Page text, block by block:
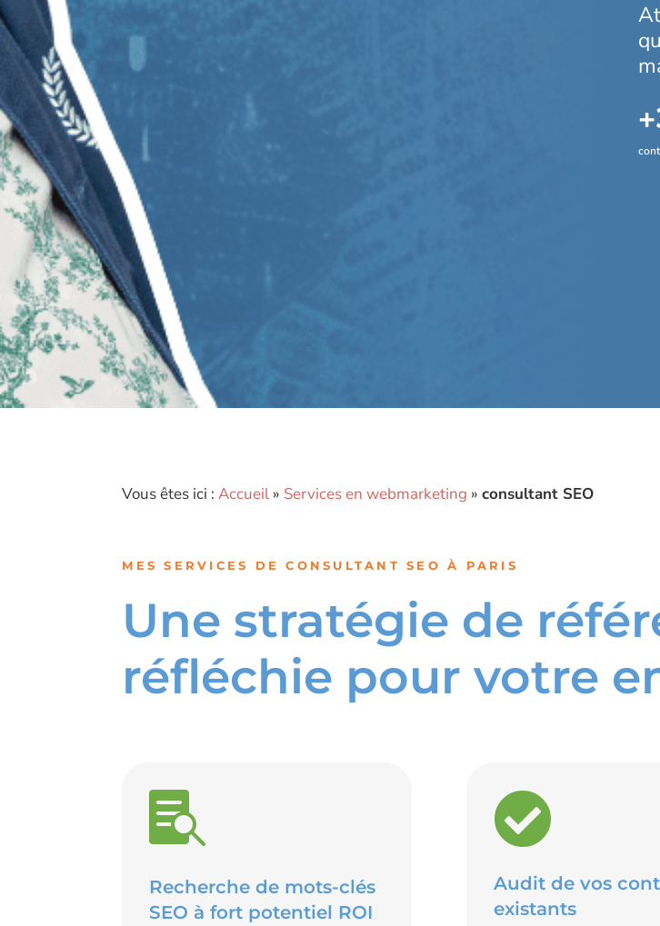
Vous êtes ici :Accueil » Services en webmarketing »consultant SEO
MES SERVICES DE CONSULTANT SEO À PARIS
Une stratégie de
réfléchie pour votre

Recherche de mots-clés
SEO à fort potentiel ROI

Audit de vos
existants